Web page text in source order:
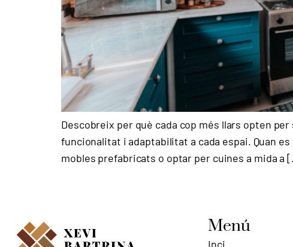
Descobreix per què cada cop més llars opten
funcionalitat i adaptabilitat a cada espai. Quan
mobles prefabricats o optar per cuines a mida a
Menú
Inci